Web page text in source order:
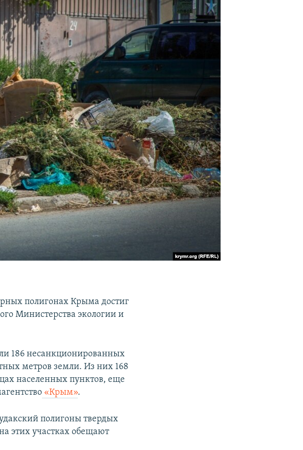
полигонах Крыма достиг
Министерства экологии и
186 несанкционированных
метров земли. Из них 168
населенных пунктов, еще
«Крым».
полигоны твердых
этих участках обещают